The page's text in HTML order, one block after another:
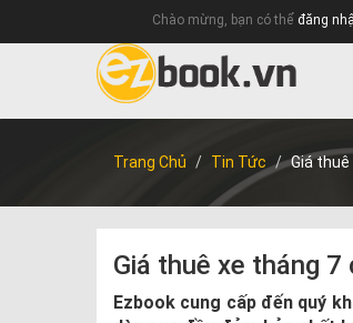
Chào mừng, bạn có thể đăng
Trang Chủ Tin Tức Giá
Giá thuê xe tháng
Ezbook cung cấp đến quý